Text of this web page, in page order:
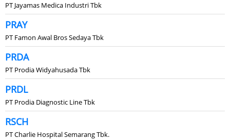
PT Jayamas Medica Industri Tbk
PRAY
PT Famon Awal Bros Sedaya Tbk
PRDA
PT Prodia Widyahusada Tbk
PRDL
PT Prodia Diagnostic Line Tbk
RSCH
PT Charlie Hospital Semarang Tbk.